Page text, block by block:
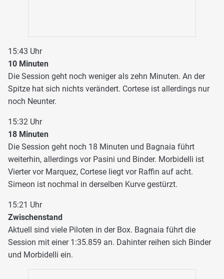
15:43 Uhr
10 Minuten
Die Session geht noch weniger als zehn Minuten. An der
Spitze hat sich nichts verändert. Cortese ist allerdings nur
noch Neunter.
15:32 Uhr
18 Minuten
Die Session geht noch 18 Minuten und Bagnaia führt
weiterhin, allerdings vor Pasini und Binder. Morbidelli ist
Vierter vor Marquez, Cortese liegt vor Raffin auf acht.
Simeon ist nochmal in derselben Kurve gestürzt.
15:21 Uhr
Zwischenstand
Aktuell sind viele Piloten in der Box. Bagnaia führt die
Session mit einer 1:35.859 an. Dahinter reihen sich Binder
und Morbidelli ein.